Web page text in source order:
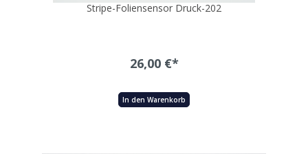
Stripe-Foliensensor Druck-202
26,00 €*
In den Warenkorb